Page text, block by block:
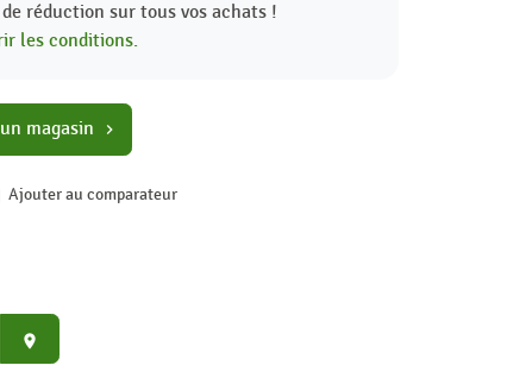
de réduction sur tous vos achats !
les conditions.
magasin chevron_right
Ajouter au comparateur
place